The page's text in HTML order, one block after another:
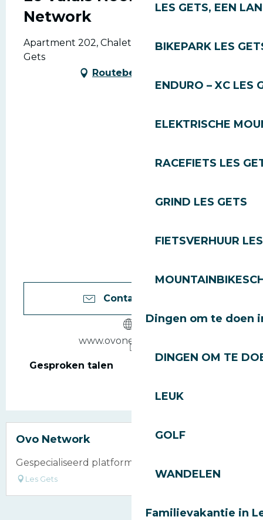
LES GETS, EEN
BIKEPARK LES
ENDURO – XC LES
ELEKTRISCHE
RACEFIETS LES
GRIND LES GETS
FIETSVERHUUR
Dingen om te doen
DINGEN OM TE
LEUK
GOLF
WANDELEN
Familievakantie in
Network
Apartment 202, Chalet Imperial, 74260 Les
Gets
Routebeschrijving
Contacteer ons
www.ovonetwork.com
Gesproken talen
Gesproken talen
Ovo Network
Gespecialiseerd platform voor seizoensverhuur
Les Gets